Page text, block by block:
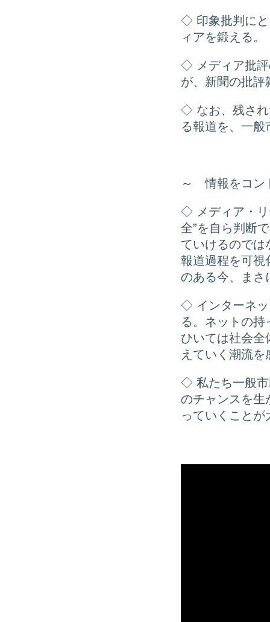
◇ 印象批判にと
ィアを鍛える。
◇ メディア批評
が、新聞の批評
◇ なお、残され
る報道を、一
～ 情報をコン
◇ メディア・リ
全”を自ら判断
ていけるのでは
報道過程を可視
のある今、まさ
◇ インターネッ
る。ネットの
ひいては社会全
えていく潮流
◇ 私たち一般市
のチャンスを生
っていくこと